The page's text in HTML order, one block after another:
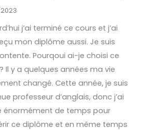
j’ai terminé ce cours et j’ai
mon diplôme aussi. Je suis
Pourqoui ai-je choisi ce
Il y a quelques années ma vie
changé. Cette année, je suis
professeur d’anglais, donc j’ai
énormément de temps pour
ce diplôme et en même temps